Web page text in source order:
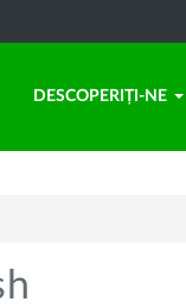
DESCOPERIȚI-NE